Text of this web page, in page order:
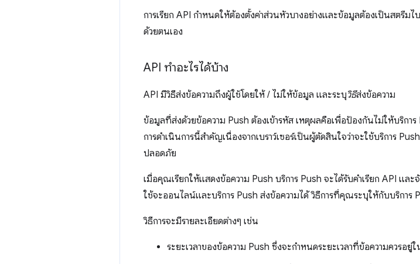
การเรียก API กำหนดให้ต้องตั้งค่าส่วนหัวบางอย่างและข้อมูลต้องเป็นสตรีมไ
ด้วยตนเอง
API ทำอะไรได้บ้าง
API มีวิธีส่งข้อความถึงผู้ใช้โดยให้ / ไม่ให้ข้อมูล และระบุวิธีส่งข้อความ
ข้อมูลที่ส่งด้วยข้อความ Push ต้องเข้ารหัส เหตุผลคือเพื่อป้องกันไม่ให้บริกา
การดำเนินการนี้สำคัญเนื่องจากเบราว์เซอร์เป็นผู้ตัดสินใจว่าจะใช้บริการ
ปลอดภัย
เมื่อคุณเรียกให้แสดงข้อความ Push บริการ Push จะได้รับคําเรียก API แ
ใช้จะออนไลน์และบริการ Push ส่งข้อความได้ วิธีการที่คุณระบุให้กับบริการ
วิธีการจะมีรายละเอียดต่างๆ เช่น
ระยะเวลาของข้อความ Push ซึ่งจะกำหนดระยะเวลาที่ข้อความควรอ